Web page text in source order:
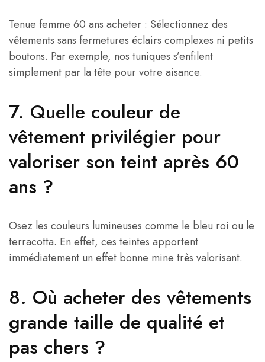
Tenue femme 60 ans acheter : Sélectionnez des
vêtements sans fermetures éclairs complexes ni petits
boutons. Par exemple, nos tuniques s’enfilent
simplement par la tête pour votre aisance.
7. Quelle couleur de
vêtement privilégier pour
valoriser son teint après 60
ans ?
Osez les couleurs lumineuses comme le bleu roi ou le
terracotta. En effet, ces teintes apportent
immédiatement un effet bonne mine très valorisant.
8. Où acheter des vêtements
grande taille de qualité et
pas chers ?